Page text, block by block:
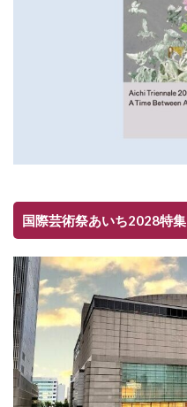
国際芸術祭あいち2028特集